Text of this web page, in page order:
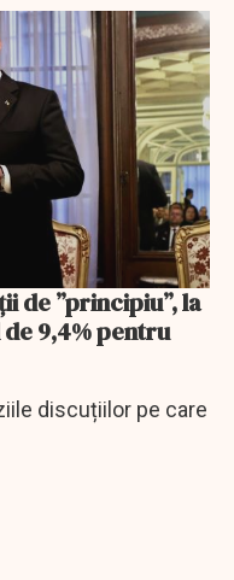
de ”principiu”, la
9,4% pentru
discuțiilor pe care